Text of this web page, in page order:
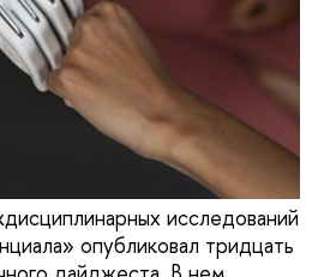
исследований
опубликовал тридцать